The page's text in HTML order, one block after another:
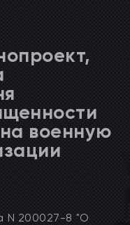
военную
N 200027-8 "О